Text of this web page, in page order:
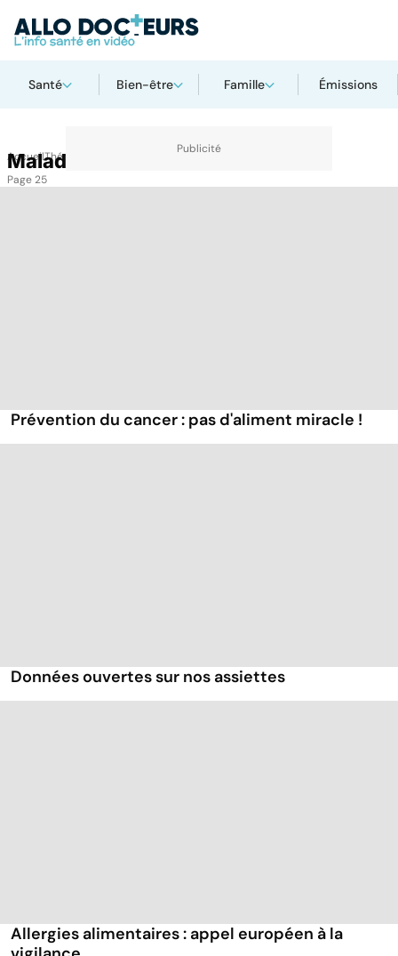
Santé Bien-être Famille Émissions
AccueilThématiques Maladies nutritionnelles
Maladies nutritionnelles
Page 25
Prévention du cancer : pas d'aliment miracle !
Données ouvertes sur nos assiettes
Allergies alimentaires : appel européen à la